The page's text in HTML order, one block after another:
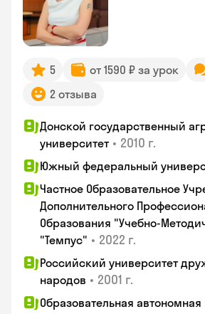
5 от 1590 ₽ за урок
2 отзыва
Донской государственный
университет • 2010 г.
Южный федеральный
Частное Образовательное
Дополнительного
Образования "Учебно-
"Темпус" • 2022 г.
Российский университет
народов • 2001 г.
Образовательная автономная